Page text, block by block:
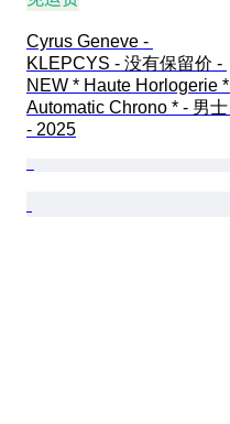
Cyrus Geneve -
KLEPCYS - 没有保留价 -
NEW * Haute Horlogerie *
Automatic Chrono * - 男士
- 2025